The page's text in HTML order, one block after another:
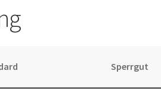
Sperrgut